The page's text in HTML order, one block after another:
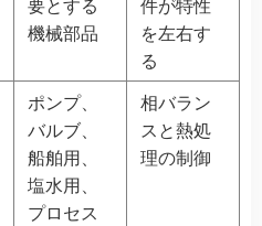
機械部品
を左右す
る
ポンプ、
バルブ、
船舶用、
塩水用、
プロセス
相バラン
スと熱処
理の制御